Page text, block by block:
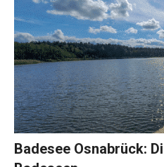
Badesee Osnabrück: